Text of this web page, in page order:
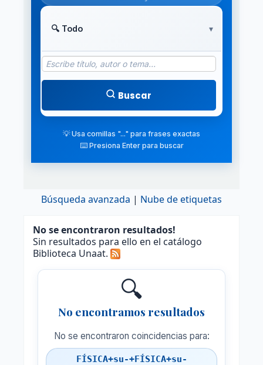
Buscar
💡 Usa comillas "..." para frases exactas
⌨️ Presiona Enter para buscar
Búsqueda avanzada Nube de etiquetas
No se encontraron resultados!
Sin resultados para ello en el catálogo
Biblioteca Unaat.
🔍
No encontramos resultados
No se encontraron coincidencias para:
FÍSICA+su-+FÍSICA+su-